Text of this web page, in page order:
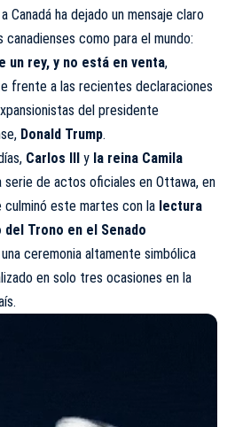
a Canadá ha dejado un mensaje claro
canadienses como para el mundo:
un rey, y no está en venta,
frente a las recientes declaraciones
del presidente
Donald Trump.
Carlos III y la reina Camila
serie de actos oficiales en Ottawa, en
culminó este martes con la lectura
del Trono en el Senado
ceremonia altamente simbólica
en solo tres ocasiones en la